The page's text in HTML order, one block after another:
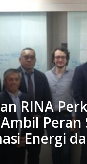
RINA
Peran
Energi